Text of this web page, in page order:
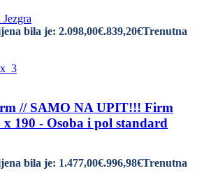
bila je: 2.098,00€.839,20€Trenutna
// SAMO NA UPIT!!! Firm
x 190 - Osoba i pol standard
bila je: 1.477,00€.996,98€Trenutna